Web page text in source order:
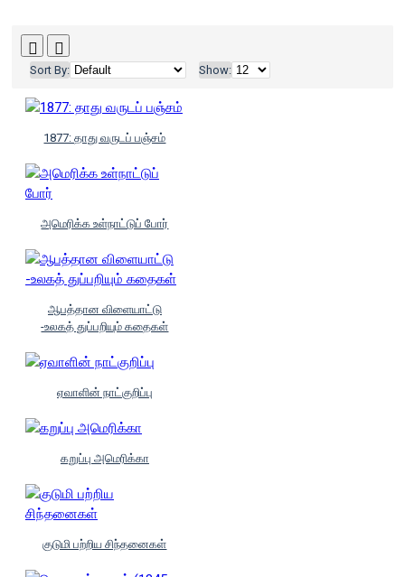
Sort By: Show:
1877: தாது வருடப் பஞ்சம்
அமெரிக்க உள்நாட்டுப் போர்
ஆபத்தான விளையாட்டு
-உலகத் துப்பறியும் கதைகள்
ஏவாளின் நாட்குறிப்பு
கறுப்பு அமெரிக்கா
குடுமி பற்றிய சிந்தனைகள்